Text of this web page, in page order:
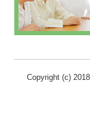
Copyright (c)